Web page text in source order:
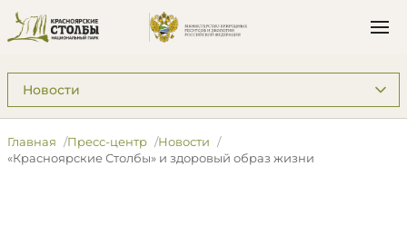
Подразделы: Пресс-центр
Главная Пресс-центр
Новости
​«Красноярские Столбы» и здоровый образ жизни